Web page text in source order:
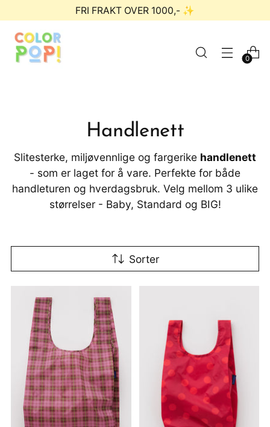
FRI FRAKT OVER 1000,- ✨
0
Handlenett
Slitesterke, miljøvennlige og fargerike handlenett
- som er laget for å vare. Perfekte for både
handleturen og hverdagsbruk. Velg mellom 3 ulike
størrelser - Baby, Standard og BIG!
Sorter